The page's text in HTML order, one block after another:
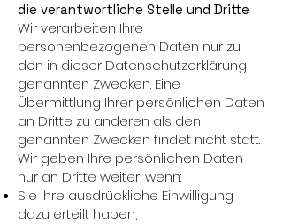
die verantwortliche Stelle und Dritte
Wir verarbeiten Ihre
personenbezogenen Daten nur zu
den in dieser Datenschutzerklärung
genannten Zwecken. Eine
Übermittlung Ihrer persönlichen Daten
an Dritte zu anderen als den
genannten Zwecken findet nicht statt.
Wir geben Ihre persönlichen Daten
nur an Dritte weiter, wenn:
Sie Ihre ausdrückliche Einwilligung
dazu erteilt haben,